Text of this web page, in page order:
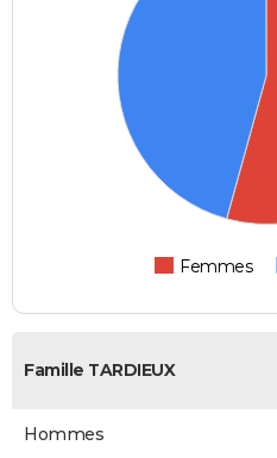
Femmes
Famille TARDIEUX
Hommes